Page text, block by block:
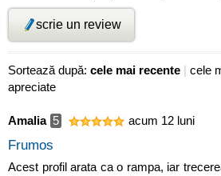
scrie un review
Sortează după: cele mai recente | cele
apreciate
Amalia 5 acum 12 luni
Frumos
Acest profil arata ca o rampa, iar